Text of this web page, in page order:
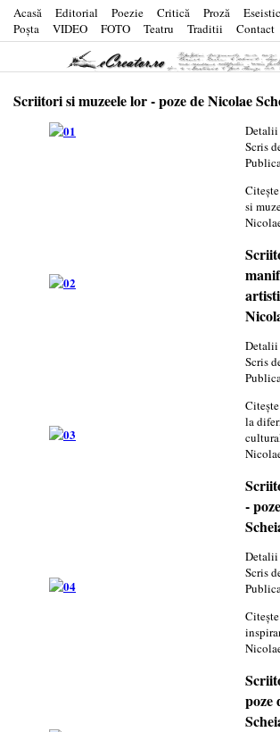
Acasă Editorial Poezie Critică Proză
Poşta
VIDEO FOTO Teatru Traditii Contact
Scriitori si muzeele lor - poze de Nicolae
Detalii
Scris
si
Detalii
Scris
la
-
Detalii
Scris
poze